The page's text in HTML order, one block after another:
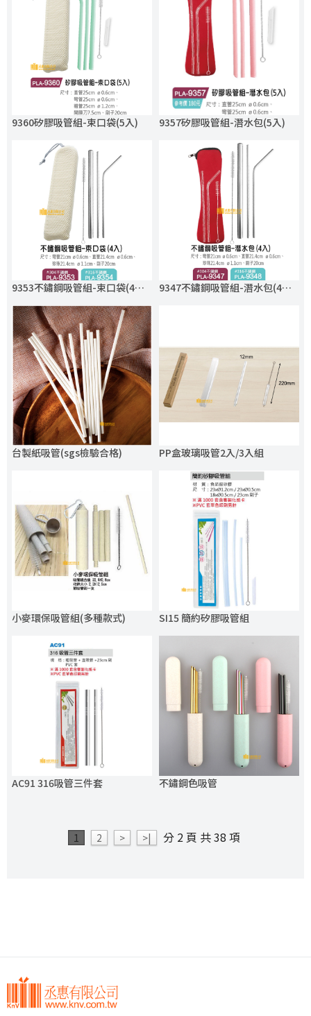
9360矽膠吸管組-束口袋(5入) 9357矽膠吸管組-潛水包(5入)
9353不鏽鋼吸管組-束口袋(4入)-304.316 9347不鏽鋼吸管組-潛水包(4入)-304.316
台製紙吸管(sgs檢驗合格) PP盒玻璃吸管2入/3入組
小麥環保吸管組(多種款式) SI15 簡約矽膠吸管組
AC91 316吸管三件套 不鏽鋼色吸管
1 2 > >| 分 2 頁 共 38 項